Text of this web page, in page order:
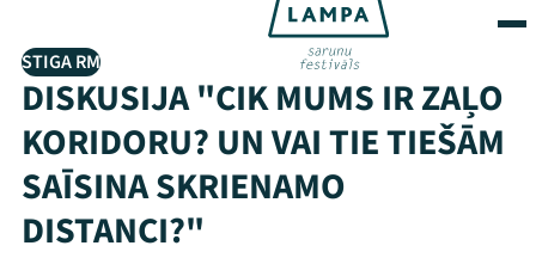
STIGA RM
DISKUSIJA "CIK MUMS IR ZAĻO
KORIDORU? UN VAI TIE TIEŠĀM
SAĪSINA SKRIENAMO
DISTANCI?"